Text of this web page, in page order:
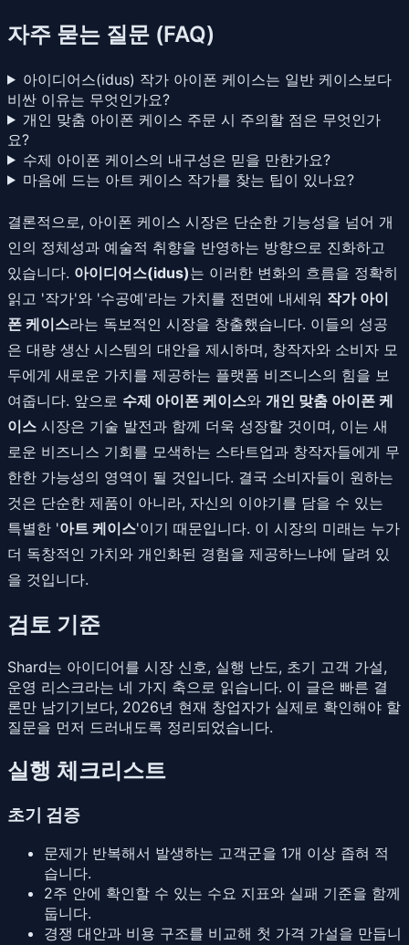
자주 묻는 질문 (FAQ)
아이디어스(idus) 작가 아이폰 케이스는 일반 케이스보다
비싼 이유는 무엇인가요?
개인 맞춤 아이폰 케이스 주문 시 주의할 점은 무엇인가
요?
수제 아이폰 케이스의 내구성은 믿을 만한가요?
마음에 드는 아트 케이스 작가를 찾는 팁이 있나요?
결론적으로, 아이폰 케이스 시장은 단순한 기능성을 넘어 개
인의 정체성과 예술적 취향을 반영하는 방향으로 진화하고
있습니다. 아이디어스(idus)는 이러한 변화의 흐름을 정확히
읽고 '작가'와 '수공예'라는 가치를 전면에 내세워 작가 아이
폰 케이스라는 독보적인 시장을 창출했습니다. 이들의 성공
은 대량 생산 시스템의 대안을 제시하며, 창작자와 소비자 모
두에게 새로운 가치를 제공하는 플랫폼 비즈니스의 힘을 보
여줍니다. 앞으로 수제 아이폰 케이스와 개인 맞춤 아이폰 케
이스 시장은 기술 발전과 함께 더욱 성장할 것이며, 이는 새
로운 비즈니스 기회를 모색하는 스타트업과 창작자들에게 무
한한 가능성의 영역이 될 것입니다. 결국 소비자들이 원하는
것은 단순한 제품이 아니라, 자신의 이야기를 담을 수 있는
특별한 '아트 케이스'이기 때문입니다. 이 시장의 미래는 누가
더 독창적인 가치와 개인화된 경험을 제공하느냐에 달려 있
을 것입니다.
검토 기준
Shard는 아이디어를 시장 신호, 실행 난도, 초기 고객 가설,
운영 리스크라는 네 가지 축으로 읽습니다. 이 글은 빠른 결
론만 남기기보다, 2026년 현재 창업자가 실제로 확인해야 할
질문을 먼저 드러내도록 정리되었습니다.
실행 체크리스트
초기 검증
문제가 반복해서 발생하는 고객군을 1개 이상 좁혀 적
습니다.
2주 안에 확인할 수 있는 수요 지표와 실패 기준을 함께
둡니다.
경쟁 대안과 비용 구조를 비교해 첫 가격 가설을 만듭니